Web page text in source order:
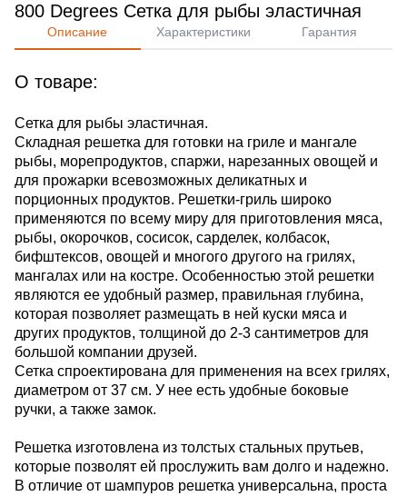
800 Degrees Сетка для рыбы эластичная
Описание Характеристики Гарантия
О товаре:
Сетка для рыбы эластичная.
Складная решетка для готовки на гриле и мангале
рыбы, морепродуктов, спаржи, нарезанных овощей и
для прожарки всевозможных деликатных и
порционных продуктов. Решетки-гриль широко
применяются по всему миру для приготовления мяса,
рыбы, окорочков, сосисок, сарделек, колбасок,
бифштексов, овощей и многого другого на грилях,
мангалах или на костре. Особенностью этой решетки
являются ее удобный размер, правильная глубина,
которая позволяет размещать в ней куски мяса и
других продуктов, толщиной до 2-3 сантиметров для
большой компании друзей.
Сетка спроектирована для применения на всех грилях,
диаметром от 37 см. У нее есть удобные боковые
ручки, а также замок.
Решетка изготовлена из толстых стальных прутьев,
которые позволят ей прослужить вам долго и надежно.
В отличие от шампуров решетка универсальна, проста